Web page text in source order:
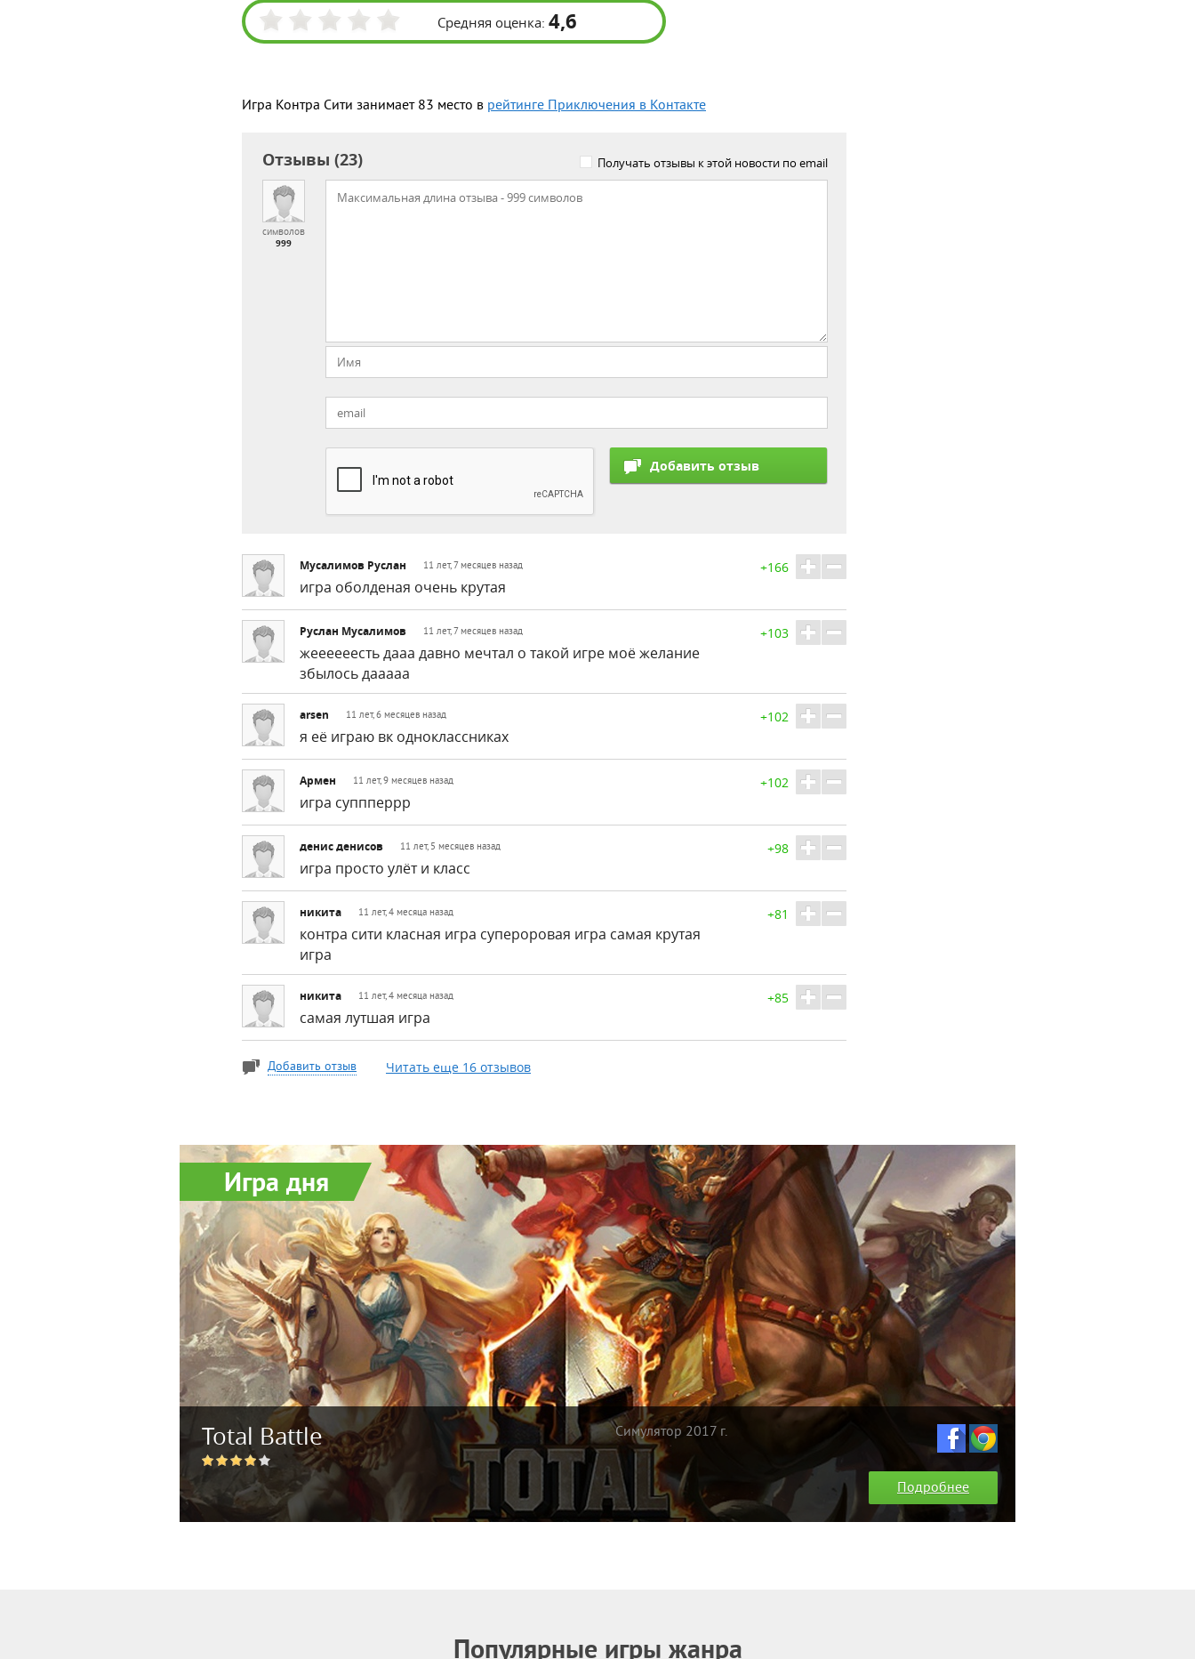
Средняя оценка: 4,6
Игра Контра Сити занимает 83 место в рейтинге Приключения в Контакте
Отзывы (23) Получать отзывы к этой новости по email
символов
999
Мусалимов Руслан 11 лет, 7 месяцев назад
игра оболденая очень крутая
+166
Руслан Мусалимов 11 лет, 7 месяцев назад
жеееееесть дааа давно мечтал о такой игре моё желание
збылось дааааа
+103
arsen 11 лет, 6 месяцев назад
я её играю вк одноклассниках
+102
Армен 11 лет, 9 месяцев назад
игра суппперрр
+102
денис денисов 11 лет, 5 месяцев назад
игра просто улёт и класс
+98
никита 11 лет, 4 месяца назад
контра сити класная игра супероровая игра самая крутая
игра
+81
никита 11 лет, 4 месяца назад
самая лутшая игра
+85
Добавить отзыв Читать еще 16 отзывов
Игра дня
Total Battle Симулятор 2017 г.
Подробнее
Популярные игры жанра